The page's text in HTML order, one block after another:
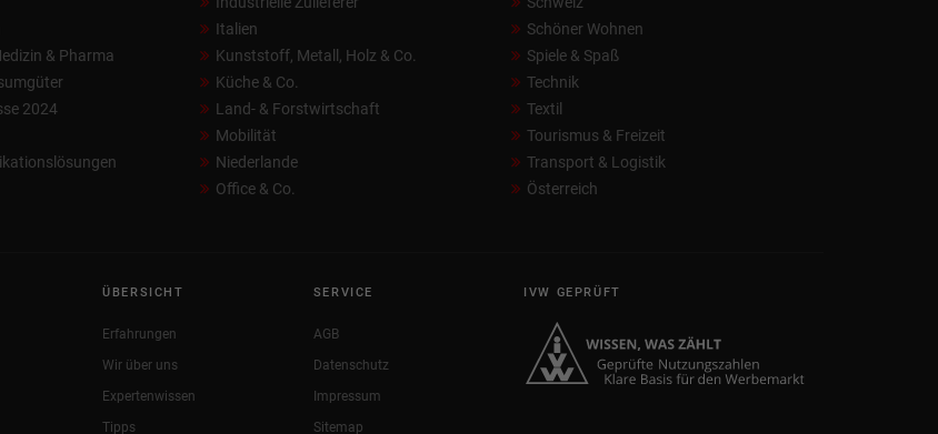
& Pharma
2024
Italien
Kunststoff, Metall, Holz & Co.
Küche & Co.
Land- & Forstwirtschaft
Mobilität
Niederlande
Office & Co.
Schöner Wohnen
Spiele & Spaß
Technik
Textil
Tourismus & Freizeit
Transport & Logistik
Österreich
ÜBERSICHT
Erfahrungen
Wir über uns
Expertenwissen
Tipps
SERVICE
AGB
Datenschutz
Impressum
Sitemap
IVW GEPRÜFT